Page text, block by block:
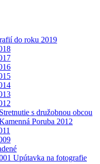
do roku 2019
Stretnutie s družobnou obcou
Poruba 2012
Upútavka na fotografie